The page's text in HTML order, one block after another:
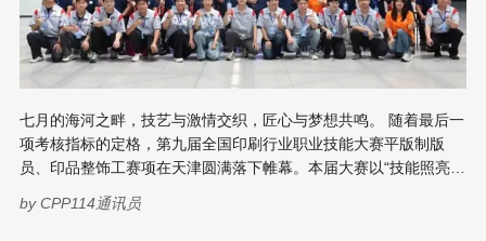
七月的海河之畔，技艺与激情交织，匠心与梦想共鸣。 随着最后一
项考核指标的定格，第九届全国印刷行业职业技能大赛平版制版
员、印品整饰工赛项在天津圆满落下帷幕。本届大赛以“技能照亮前
员和专业院校学生7000余人参加，460余名选手进入决赛环节。他
byCPP114通讯员